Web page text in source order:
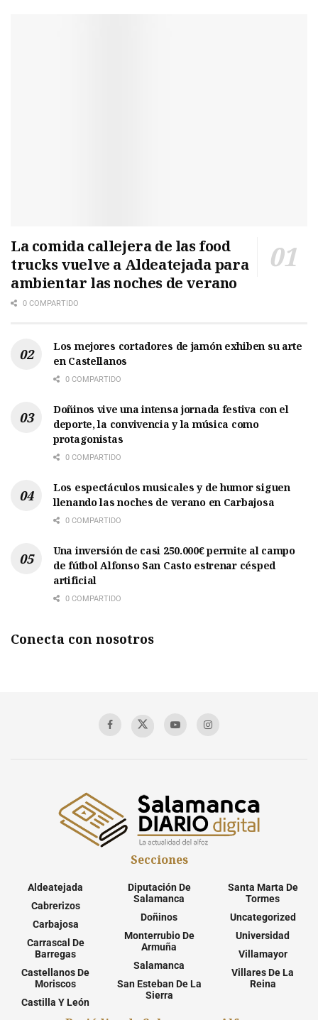
La comida callejera de las food
trucks vuelve a Aldeatejada para
ambientar las noches de verano
0 COMPARTIDO
Los mejores cortadores de jamón exhiben su arte
en Castellanos
0 COMPARTIDO
Doñinos vive una intensa jornada festiva con el
deporte, la convivencia y la música como
protagonistas
0 COMPARTIDO
Los espectáculos musicales y de humor siguen
llenando las noches de verano en Carbajosa
0 COMPARTIDO
Una inversión de casi 250.000€ permite al campo
de fútbol Alfonso San Casto estrenar césped
artificial
0 COMPARTIDO
Conecta con nosotros
Secciones
Aldeatejada
Cabrerizos
Carbajosa
Carrascal De
Barregas
Castellanos De
Moriscos
Castilla Y León
Diputación De
Salamanca
Doñinos
Monterrubio De
Armuña
Salamanca
San Esteban De La
Sierra
Santa Marta De
Tormes
Uncategorized
Universidad
Villamayor
Villares De La
Reina